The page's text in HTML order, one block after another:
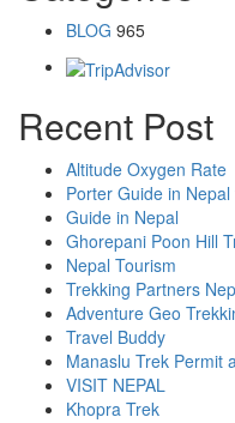
BLOG 965
Recent Post
Altitude Oxygen Rate
Porter Guide in
Guide in Nepal
Ghorepani Poon Hill
Nepal Tourism
Trekking Partners
Adventure Geo
Travel Buddy
Manaslu Trek Permit
VISIT NEPAL
Khopra Trek